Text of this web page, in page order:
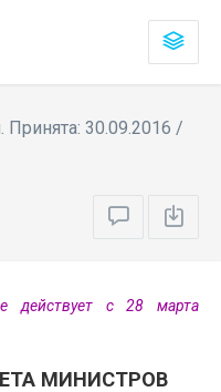
30.09.2016 /
действует с 28 марта
МИНИСТРОВ